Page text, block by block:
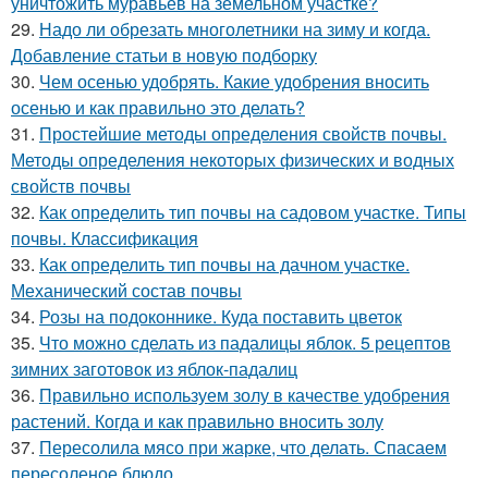
29. Надо ли обрезать многолетники на зиму и когда.
Добавление статьи в новую подборку
30. Чем осенью удобрять. Какие удобрения вносить
осенью и как правильно это делать?
31. Простейшие методы определения свойств почвы.
Методы определения некоторых физических и водных
свойств почвы
32. Как определить тип почвы на садовом участке. Типы
почвы. Классификация
33. Как определить тип почвы на дачном участке.
Механический состав почвы
34. Розы на подоконнике. Куда поставить цветок
35. Что можно сделать из падалицы яблок. 5 рецептов
зимних заготовок из яблок-падалиц
36. Правильно используем золу в качестве удобрения
растений. Когда и как правильно вносить золу
37. Пересолила мясо при жарке, что делать. Спасаем